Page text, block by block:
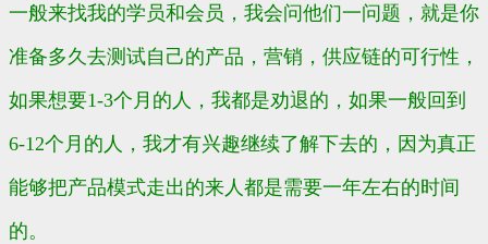
一般来找我的学员和会员，我会问他们一问题，就是你
准备多久去测试自己的产品，营销，供应链的可行性，
如果想要1-3个月的人，我都是劝退的，如果一般回到
6-12个月的人，我才有兴趣继续了解下去的，因为真正
能够把产品模式走出的来人都是需要一年左右的时间
的。